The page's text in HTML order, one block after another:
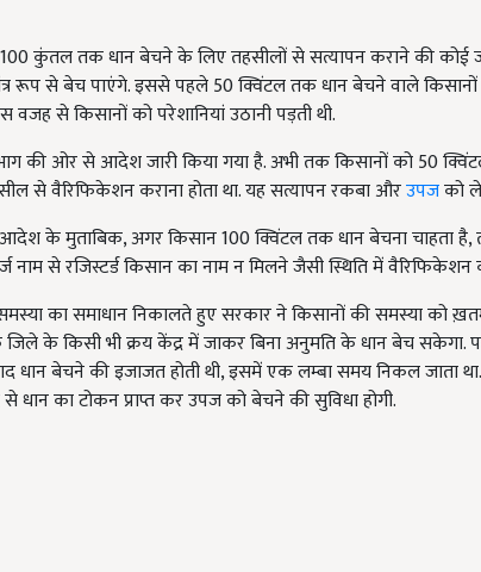
100 कुंतल तक धान बेचने के लिए तहसीलों से सत्यापन कराने की कोई
रूप से बेच पाएंगे. इससे पहले 50 क्विंटल तक धान बेचने वाले किसानों
वजह से किसानों को परेशानियां उठानी पड़ती थी.
की ओर से आदेश जारी किया गया है. अभी तक किसानों को 50
से वैरिफिकेशन कराना होता था. यह सत्यापन रकबा औरउपजको
आदेश के मुताबिक, अगर किसान 100 क्विंटल तक धान बेचना चाहता है,
नाम से रजिस्टर्ड किसान का नाम न मिलने जैसी स्थिति में वैरिफिकेशन
का समाधान निकालते हुए सरकार ने किसानों की समस्या को
के किसी भी क्रय केंद्र में जाकर बिना अनुमति के धान बेच सकेगा.
धान बेचने की इजाजत होती थी, इसमें एक लम्बा समय निकल जाता
धान का टोकन प्राप्त कर उपज को बेचने की सुविधा होगी.